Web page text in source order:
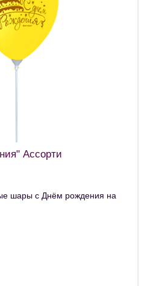
Ассорти
шары с Днём рождения на